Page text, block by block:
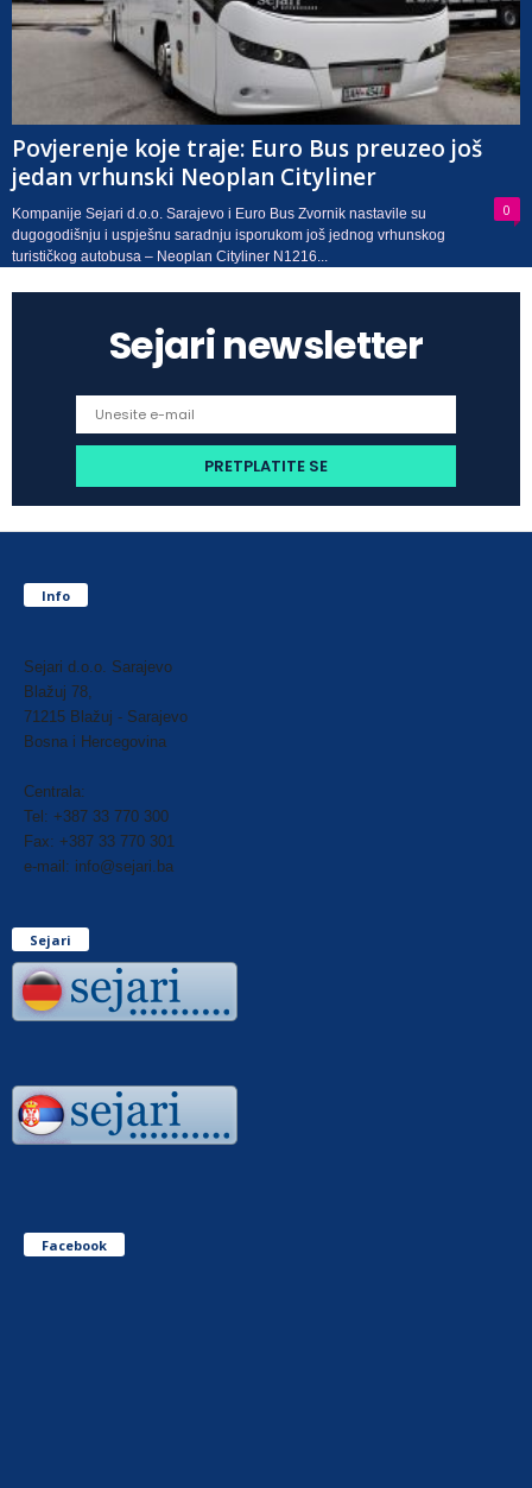
Povjerenje koje traje: Euro Bus preuzeo još
jedan vrhunski Neoplan Cityliner
0
Kompanije Sejari d.o.o. Sarajevo i Euro Bus Zvornik nastavile su
dugogodišnju i uspješnu saradnju isporukom još jednog vrhunskog
turističkog autobusa – Neoplan Cityliner N1216...
Sejari newsletter
Info
Sejari d.o.o. Sarajevo
Blažuj 78,
71215 Blažuj - Sarajevo
Bosna i Hercegovina
Centrala:
Tel: +387 33 770 300
Fax: +387 33 770 301
e-mail: info@sejari.ba
Sejari
Facebook